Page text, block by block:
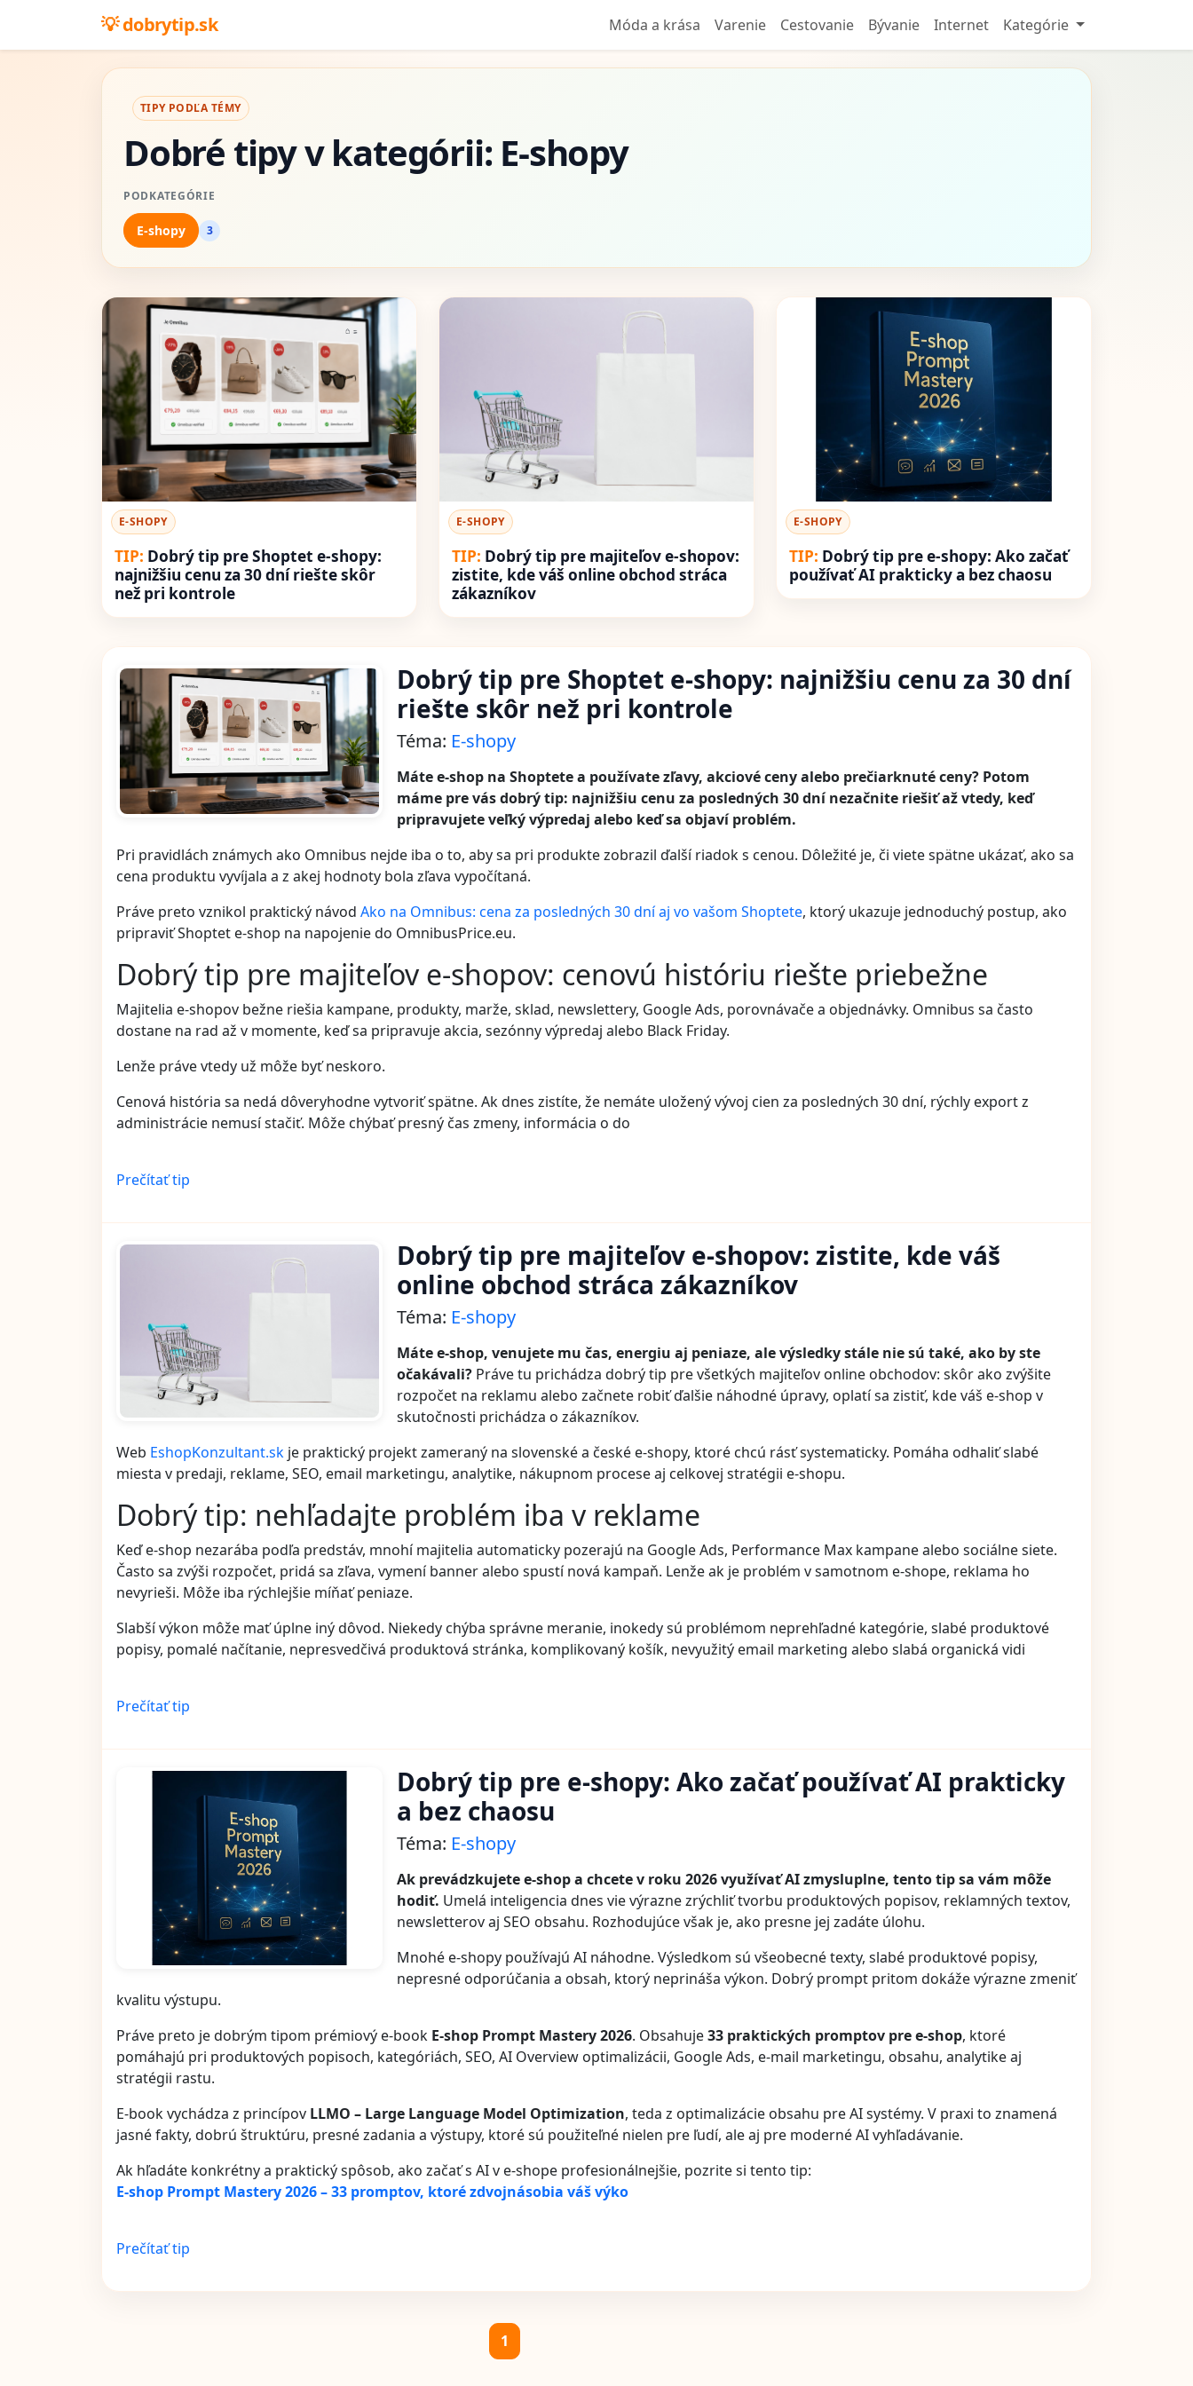
dobrytip.sk Móda a krása Varenie Cestovanie Bývanie Internet Kategórie
TIPY PODĽA TÉMY
Dobré tipy v kategórii: E-shopy
PODKATEGÓRIE
E-shopy 3
E-SHOPY
Dobrý tip pre Shoptet e-shopy:
najnižšiu cenu za 30 dní riešte skôr
než pri kontrole
E-SHOPY
Dobrý tip pre majiteľov e-shopov:
zistite, kde váš online obchod stráca
zákazníkov
E-SHOPY
Dobrý tip pre e-shopy: Ako začať
používať AI prakticky a bez chaosu
Dobrý tip pre Shoptet e-shopy: najnižšiu cenu za 30 dní
riešte skôr než pri kontrole
Téma: E-shopy
Máte e-shop na Shoptete a používate zľavy, akciové ceny alebo prečiarknuté ceny? Potom
máme pre vás dobrý tip: najnižšiu cenu za posledných 30 dní nezačnite riešiť až vtedy, keď
pripravujete veľký výpredaj alebo keď sa objaví problém.
Pri pravidlách známych ako Omnibus nejde iba o to, aby sa pri produkte zobrazil ďalší riadok s cenou. Dôležité je, či viete spätne ukázať, ako sa
cena produktu vyvíjala a z akej hodnoty bola zľava vypočítaná.
Práve preto vznikol praktický návod Ako na Omnibus: cena za posledných 30 dní aj vo vašom Shoptete, ktorý ukazuje jednoduchý postup, ako
pripraviť Shoptet e-shop na napojenie do OmnibusPrice.eu.
Dobrý tip pre majiteľov e-shopov: cenovú históriu riešte priebežne
Majitelia e-shopov bežne riešia kampane, produkty, marže, sklad, newslettery, Google Ads, porovnávače a objednávky. Omnibus sa často
dostane na rad až v momente, keď sa pripravuje akcia, sezónny výpredaj alebo Black Friday.
Lenže práve vtedy už môže byť neskoro.
Cenová história sa nedá dôveryhodne vytvoriť spätne. Ak dnes zistíte, že nemáte uložený vývoj cien za posledných 30 dní, rýchly export z
administrácie nemusí stačiť. Môže chýbať presný čas zmeny, informácia o do
Prečítať tip
Dobrý tip pre majiteľov e-shopov: zistite, kde váš
online obchod stráca zákazníkov
Téma: E-shopy
Máte e-shop, venujete mu čas, energiu aj peniaze, ale výsledky stále nie sú také, ako by ste
očakávali? Práve tu prichádza dobrý tip pre všetkých majiteľov online obchodov: skôr ako zvýšite
rozpočet na reklamu alebo začnete robiť ďalšie náhodné úpravy, oplatí sa zistiť, kde váš e-shop v
skutočnosti prichádza o zákazníkov.
Web EshopKonzultant.sk je praktický projekt zameraný na slovenské a české e-shopy, ktoré chcú rásť systematicky. Pomáha odhaliť slabé
miesta v predaji, reklame, SEO, email marketingu, analytike, nákupnom procese aj celkovej stratégii e-shopu.
Dobrý tip: nehľadajte problém iba v reklame
Keď e-shop nezarába podľa predstáv, mnohí majitelia automaticky pozerajú na Google Ads, Performance Max kampane alebo sociálne siete.
Často sa zvýši rozpočet, pridá sa zľava, vymení banner alebo spustí nová kampaň. Lenže ak je problém v samotnom e-shope, reklama ho
nevyrieši. Môže iba rýchlejšie míňať peniaze.
Slabší výkon môže mať úplne iný dôvod. Niekedy chýba správne meranie, inokedy sú problémom neprehľadné kategórie, slabé produktové
popisy, pomalé načítanie, nepresvedčivá produktová stránka, komplikovaný košík, nevyužitý email marketing alebo slabá organická vidi
Prečítať tip
Dobrý tip pre e-shopy: Ako začať používať AI prakticky
a bez chaosu
Téma: E-shopy
Ak prevádzkujete e-shop a chcete v roku 2026 využívať AI zmysluplne, tento tip sa vám môže
hodiť. Umelá inteligencia dnes vie výrazne zrýchliť tvorbu produktových popisov, reklamných textov,
newsletterov aj SEO obsahu. Rozhodujúce však je, ako presne jej zadáte úlohu.
Mnohé e-shopy používajú AI náhodne. Výsledkom sú všeobecné texty, slabé produktové popisy,
nepresné odporúčania a obsah, ktorý neprináša výkon. Dobrý prompt pritom dokáže výrazne zmeniť
kvalitu výstupu.
Práve preto je dobrým tipom prémiový e-book E-shop Prompt Mastery 2026. Obsahuje33 praktických promptov pre e-shop, ktoré
pomáhajú pri produktových popisoch, kategóriách, SEO, AI Overview optimalizácii, Google Ads, e-mail marketingu, obsahu, analytike aj
stratégii rastu.
E-book vychádza z princípov LLMO – Large Language Model Optimization, teda z optimalizácie obsahu pre AI systémy. V praxi to znamená
jasné fakty, dobrú štruktúru, presné zadania a výstupy, ktoré sú použiteľné nielen pre ľudí, ale aj pre moderné AI vyhľadávanie.
Ak hľadáte konkrétny a praktický spôsob, ako začať s AI v e-shope profesionálnejšie, pozrite si tento tip:
E-shop Prompt Mastery 2026 – 33 promptov, ktoré zdvojnásobia váš výko
Prečítať tip
1